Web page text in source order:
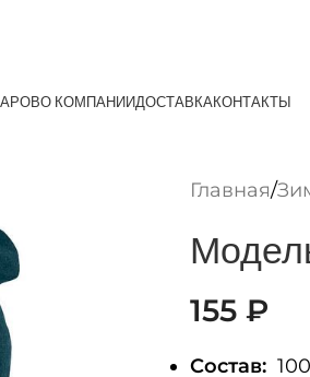
О КОМПАНИИДОСТАВКАКОНТАКТЫ
Главная/
155 ₽
Состав:100